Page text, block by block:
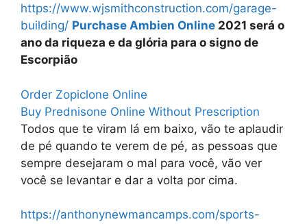
https://www.wjsmithconstruction.com/garage-
building/ Purchase Ambien Online 2021 será o
ano da riqueza e da glória para o signo de
Escorpião
Order Zopiclone Online
Buy Prednisone Online Without Prescription
Todos que te viram lá em baixo, vão te aplaudir
de pé quando te verem de pé, as pessoas que
sempre desejaram o mal para você, vão ver
você se levantar e dar a volta por cima.
https://anthonynewmancamps.com/sports-